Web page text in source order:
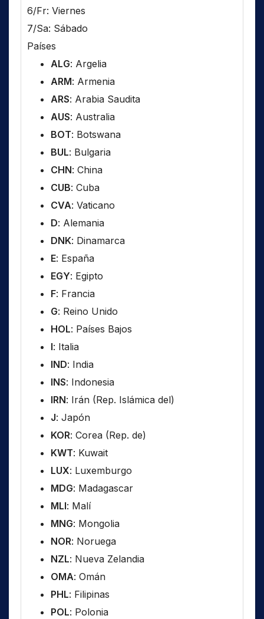
6/Fr: Viernes
7/Sa: Sábado
Países
ALG: Argelia
ARM: Armenia
ARS: Arabia Saudita
AUS: Australia
BOT: Botswana
BUL: Bulgaria
CHN: China
CUB: Cuba
CVA: Vaticano
D: Alemania
DNK: Dinamarca
E: España
EGY: Egipto
F: Francia
G: Reino Unido
HOL: Países Bajos
I: Italia
IND: India
INS: Indonesia
IRN: Irán (Rep. Islámica del)
J: Japón
KOR: Corea (Rep. de)
KWT: Kuwait
LUX: Luxemburgo
MDG: Madagascar
MLI: Malí
MNG: Mongolia
NOR: Noruega
NZL: Nueva Zelandia
OMA: Omán
PHL: Filipinas
POL: Polonia